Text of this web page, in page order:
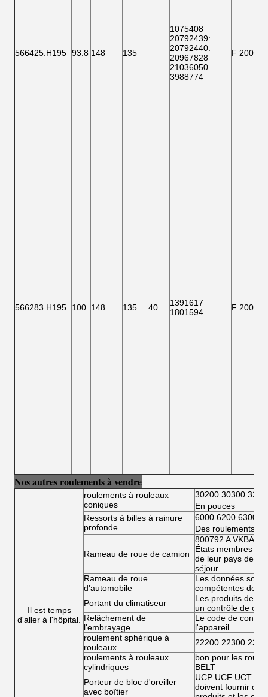
566425.H195 93.8 148 135
1075408
20792439:
20792440:
20967828
21036050
3988774
F
566283.H195 100 148 135 40
1391617
1801594
F 200007
Nos autres roulements à vendre
Il est temps
d'aller à l'hôpital.
roulements à rouleaux
coniques
En pouces
Ressorts à billes à rainure
profonde
Des roulements à
Rameau de roue de camion
800792 A VKBA
États membres
de leur pays de
séjour.
Rameau de roue
d'automobile
Les données sont
compétentes de
Portant du climatiseur
Les produits de la
un contrôle de
Relâchement de
l'embrayage
Le code de
l'appareil.
roulement sphérique à
rouleaux
22200 22300
roulements à rouleaux
cylindriques
bon pour les
BELT
Porteur de bloc d'oreiller
avec boîtier
UCP UCF UCT
doivent fournir